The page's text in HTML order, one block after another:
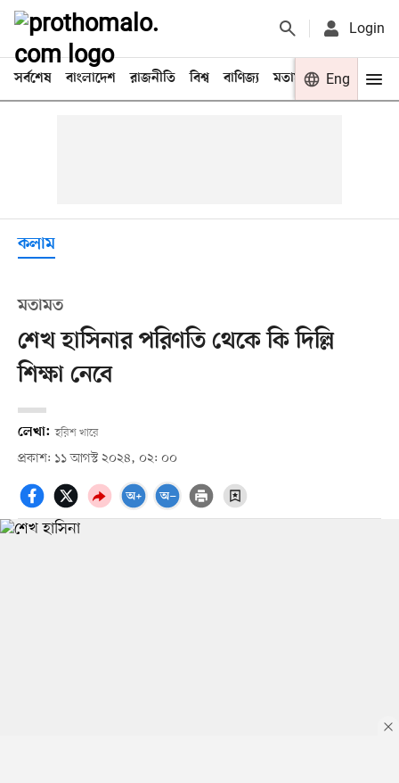
Login
সর্বশেষ বাংলাদেশ রাজনীতি বিশ্ব বাণিজ্য মতামত খেলা
Eng
কলাম
মতামত
শেখ হাসিনার পরিণতি থেকে কি দিল্লি
শিক্ষা নেবে
লেখা: হরিশ খারে
প্রকাশ: ১১ আগস্ট ২০২৪, ০২: ০০